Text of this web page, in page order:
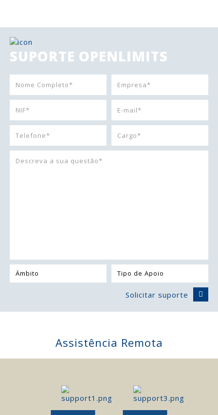
SUPORTE OPENLIMITS
Solicitar suporte
Assistência Remota